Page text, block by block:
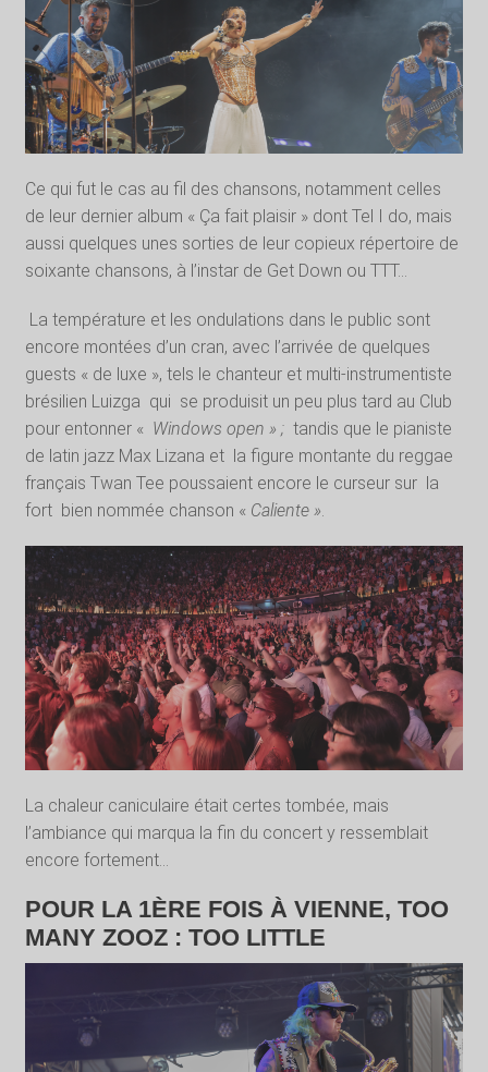
Ce qui fut le cas au fil des chansons, notamment celles
de leur dernier album « Ça fait plaisir » dont Tel I do, mais
aussi quelques unes sorties de leur copieux répertoire de
soixante chansons, à l’instar de Get Down ou TTT…
La température et les ondulations dans le public sont
encore montées d’un cran, avec l’arrivée de quelques
guests « de luxe », tels le chanteur et multi-instrumentiste
brésilien Luizga qui se produisit un peu plus tard au Club
pour entonner « Windows open » ; tandis que le pianiste
de latin jazz Max Lizana et la figure montante du reggae
français Twan Tee poussaient encore le curseur sur la
fort bien nommée chanson « Caliente »
La chaleur caniculaire était certes tombée, mais
l’ambiance qui marqua la fin du concert y ressemblait
encore fortement…
POUR LA 1ÈRE FOIS À VIENNE, TOO
MANY ZOOZ : TOO LITTLE